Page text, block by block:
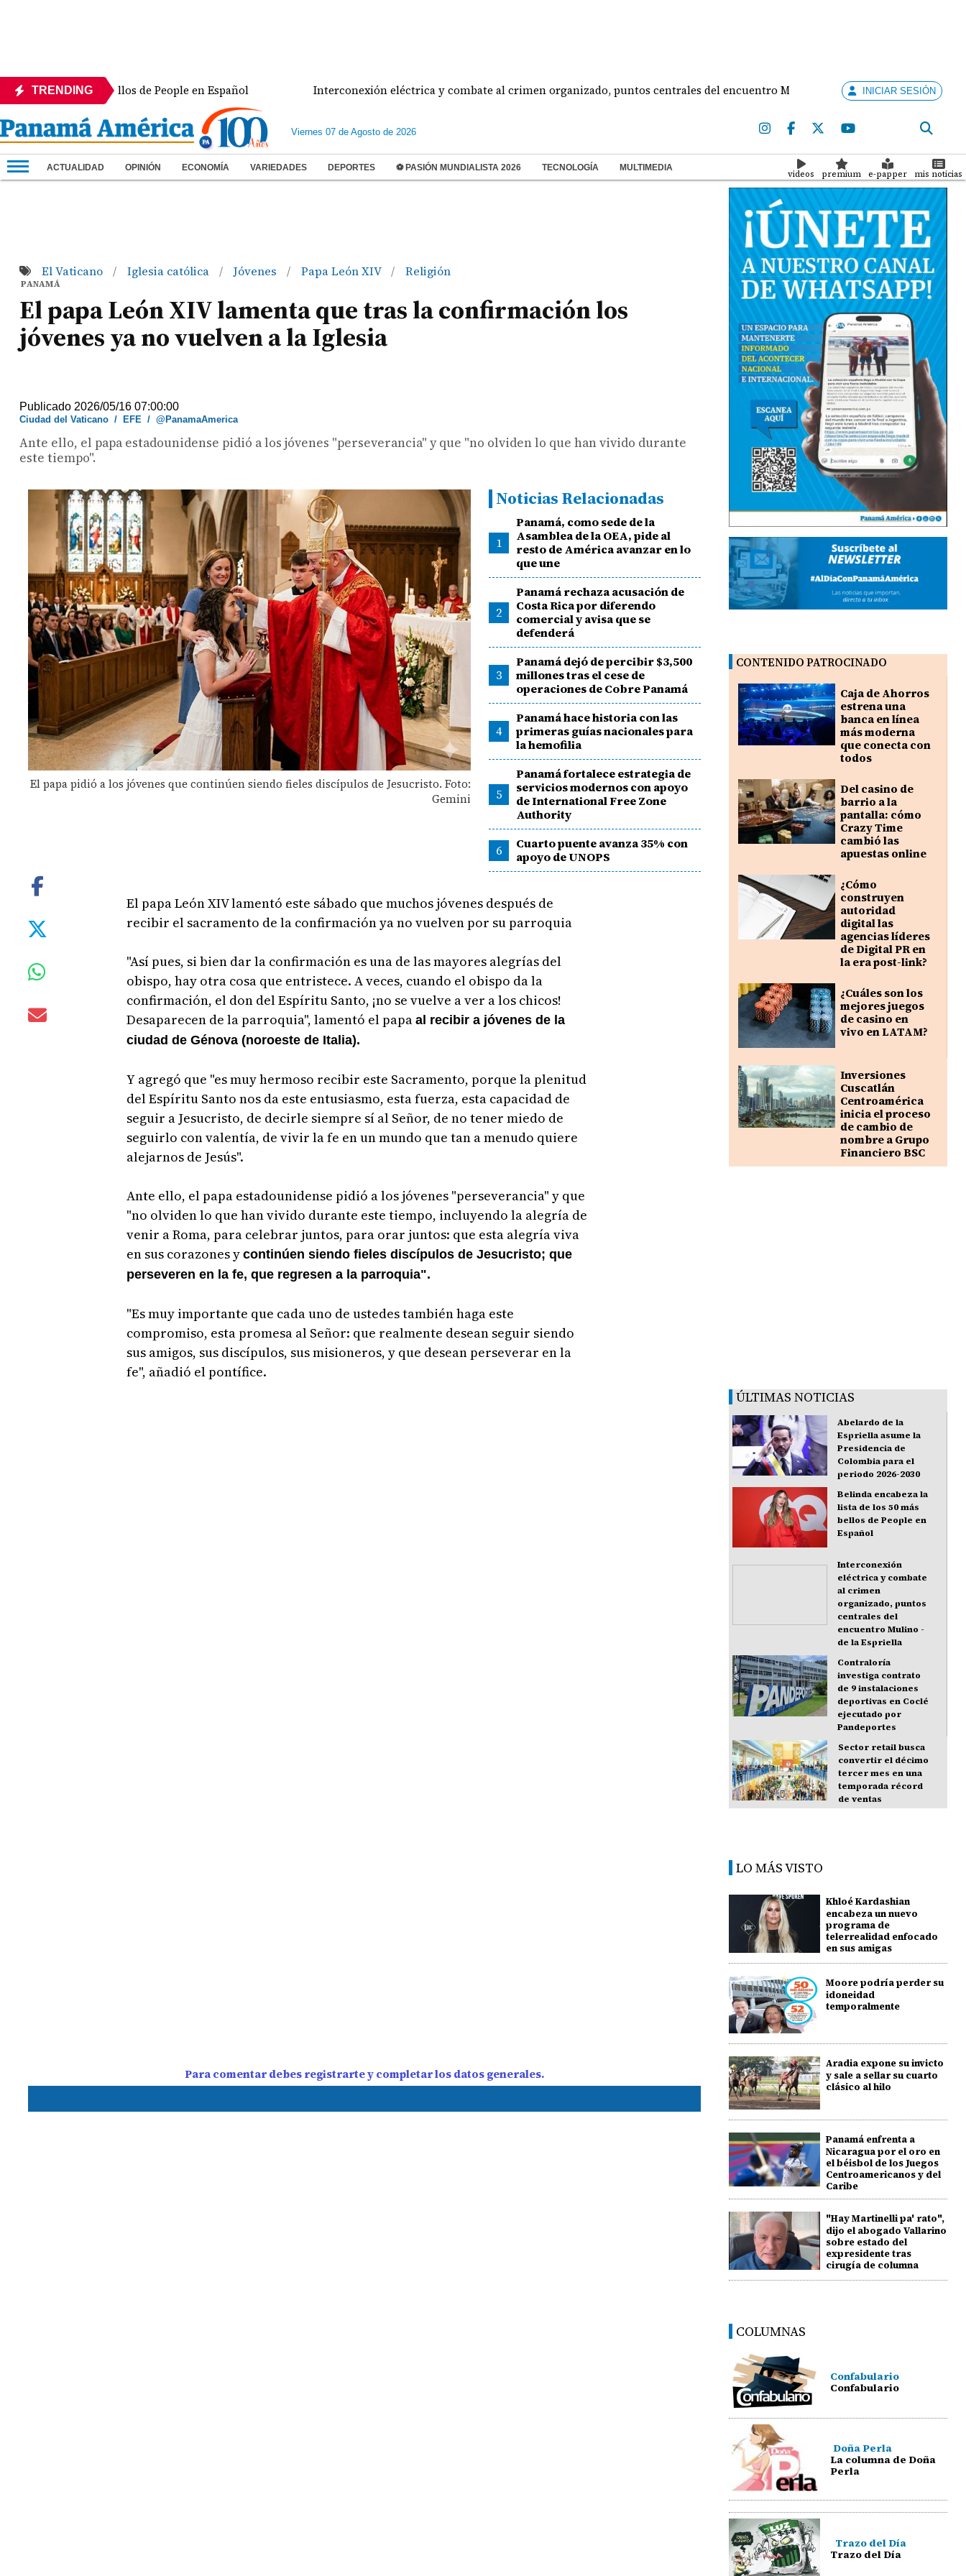
TRENDING
los 50 más bellos de People en Español Interconexión eléctrica y combate al crimen organizado, puntos centrales del encuentro Mulino - de la Espriella INICIAR SESIÓN
Viernes 07 de Agosto de 2026
ACTUALIDAD OPINIÓN ECONOMÍA VARIEDADES DEPORTES ⚽ PASIÓN MUNDIALISTA 2026 TECNOLOGÍA MULTIMEDIA
videos premium e-papper mis noticias
El Vaticano / Iglesia católica / Jóvenes / Papa León XIV / Religión
PANAMÁ
El papa León XIV lamenta que tras la confirmación los
jóvenes ya no vuelven a la Iglesia
Publicado 2026/05/16 07:00:00
Ciudad del Vaticano / EFE /@PanamaAmerica
Ante ello, el papa estadounidense pidió a los jóvenes "perseverancia" y que "no olviden lo que han vivido durante
este tiempo".
El papa pidió a los jóvenes que continúen siendo fieles discípulos de Jesucristo. Foto:
Gemini
Noticias Relacionadas
1
Panamá, como sede de la
Asamblea de la OEA, pide al
resto de América avanzar en lo
que une
2
Panamá rechaza acusación de
Costa Rica por diferendo
comercial y avisa que se
defenderá
3
Panamá dejó de percibir $3,500
millones tras el cese de
operaciones de Cobre Panamá
4
Panamá hace historia con las
primeras guías nacionales para
la hemofilia
5
Panamá fortalece estrategia de
servicios modernos con apoyo
de International Free Zone
Authority
6
Cuarto puente avanza 35% con
apoyo de UNOPS
El papa León XIV lamentó este sábado que muchos jóvenes después de
recibir el sacramento de la confirmación ya no vuelven por su parroquia
"Así pues, si bien dar la confirmación es una de las mayores alegrías del
obispo, hay otra cosa que entristece. A veces, cuando el obispo da la
confirmación, el don del Espíritu Santo, ¡no se vuelve a ver a los chicos!
Desaparecen de la parroquia", lamentó el papa al recibir a jóvenes de la
ciudad de Génova (noroeste de Italia).
Y agregó que "es muy hermoso recibir este Sacramento, porque la plenitud
del Espíritu Santo nos da este entusiasmo, esta fuerza, esta capacidad de
seguir a Jesucristo, de decirle siempre sí al Señor, de no tener miedo de
seguirlo con valentía, de vivir la fe en un mundo que tan a menudo quiere
alejarnos de Jesús".
Ante ello, el papa estadounidense pidió a los jóvenes "perseverancia" y que
"no olviden lo que han vivido durante este tiempo, incluyendo la alegría de
venir a Roma, para celebrar juntos, para orar juntos: que esta alegría viva
en sus corazones y continúen siendo fieles discípulos de Jesucristo; que
perseveren en la fe, que regresen a la parroquia".
"Es muy importante que cada uno de ustedes también haga este
compromiso, esta promesa al Señor: que realmente desean seguir siendo
sus amigos, sus discípulos, sus misioneros, y que desean perseverar en la
fe", añadió el pontífice.
Para comentar debes registrarte y completar los datos generales.
CONTENIDO PATROCINADO
Caja de Ahorros
estrena una
banca en línea
más moderna
que conecta con
todos
Del casino de
barrio a la
pantalla: cómo
Crazy Time
cambió las
apuestas online
¿Cómo
construyen
autoridad
digital las
agencias líderes
de Digital PR en
la era post-link?
¿Cuáles son los
mejores juegos
de casino en
vivo en LATAM?
Inversiones
Cuscatlán
Centroamérica
inicia el proceso
de cambio de
nombre a Grupo
Financiero BSC
ÚLTIMAS NOTICIAS
Abelardo de la
Espriella asume la
Presidencia de
Colombia para el
periodo 2026-2030
Belinda encabeza la
lista de los 50 más
bellos de People en
Español
Interconexión
eléctrica y combate
al crimen
organizado, puntos
centrales del
encuentro Mulino -
de la Espriella
Contraloría
investiga contrato
de 9 instalaciones
deportivas en Coclé
ejecutado por
Pandeportes
Sector retail busca
convertir el décimo
tercer mes en una
temporada récord
de ventas
LO MÁS VISTO
Khloé Kardashian
encabeza un nuevo
programa de
telerrealidad enfocado
en sus amigas
Moore podría perder su
idoneidad
temporalmente
Aradia expone su invicto
y sale a sellar su cuarto
clásico al hilo
Panamá enfrenta a
Nicaragua por el oro en
el béisbol de los Juegos
Centroamericanos y del
Caribe
"Hay Martinelli pa' rato",
dijo el abogado Vallarino
sobre estado del
expresidente tras
cirugía de columna
COLUMNAS
Confabulario
Confabulario
Doña Perla
La columna de Doña
Perla
Trazo del Día
Trazo del Día